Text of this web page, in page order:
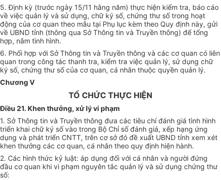
5. Định kỳ (trước ngày 15/11 hằng năm) thực hiện kiểm tra, báo cáo
về việc quản lý và sử dụng, chữ ký số, chứng thư số trong hoạt
động của cơ quan theo mẫu tại Phụ lục kèm theo Quy định này, gửi
về UBND tỉnh (thông qua Sở Thông tin và Truyền thông) để tổng
hợp, nắm tình hình.
6. Phối hợp với Sở Thông tin và Truyền thông và các cơ quan có liên
quan trong công tác thanh tra, kiểm tra việc quản lý, sử dụng chữ
ký số, chứng thư số của cơ quan, cá nhân thuộc quyền quản lý.
Chương V
TỔ CHỨC THỰC HIỆN
Điều 21. Khen thưởng, xử lý vi phạm
1. Sở Thông tin và Truyền thông đưa các tiêu chí đánh giá tình hình
triển khai chữ ký số vào trong Bộ Chỉ số đánh giá, xếp hạng ứng
dụng và phát triển CNTT, trên cơ sở đó đề xuất UBND tỉnh xem xét
khen thưởng các cơ quan, cá nhân theo quy định hiện hành.
2. Các hình thức kỷ luật: áp dụng đối với cá nhân và người đứng
đầu cơ quan khi vi phạm nguyên tắc quản lý và sử dụng chứng thư
số: